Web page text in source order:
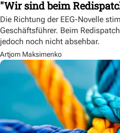
"Wir sind beim
Die Richtung der EEG-Novelle
Geschäftsführer. Beim
jedoch noch nicht absehbar.
Artjom Maksimenko